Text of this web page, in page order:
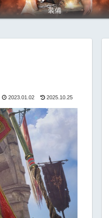
装備
2023.01.02 2025.10.25